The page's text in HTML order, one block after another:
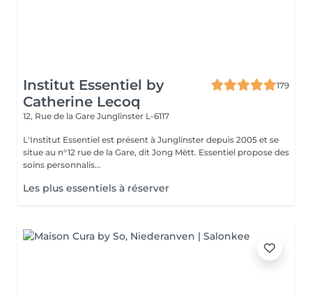
Institut Essentiel by
Catherine Lecoq
179
12, Rue de la Gare Junglinster L-6117
L'Institut Essentiel est présent à Junglinster depuis 2005 et se
situe au n°12 rue de la Gare, dit Jong Mëtt. Essentiel propose des
soins personnalis...
Les plus essentiels à réserver